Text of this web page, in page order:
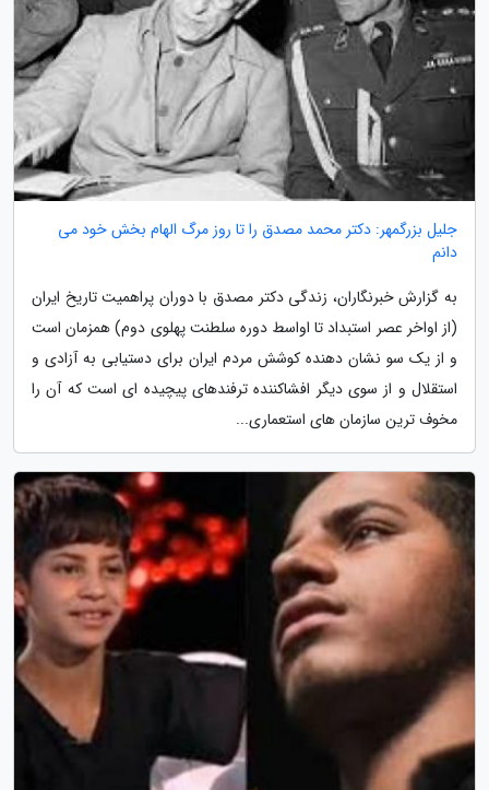
جلیل بزرگمهر: دکتر محمد مصدق را تا روز مرگ الهام بخش خود می
دانم
به گزارش خبرنگاران، زندگی دکتر مصدق با دوران پراهمیت تاریخ ایران
(از اواخر عصر استبداد تا اواسط دوره سلطنت پهلوی دوم) همزمان است
و از یک سو نشان دهنده کوشش مردم ایران برای دستیابی به آزادی و
استقلال و از سوی دیگر افشاکننده ترفندهای پیچیده ای است که آن را
مخوف ترین سازمان های استعماری...